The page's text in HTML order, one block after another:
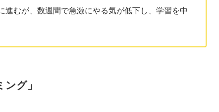
進むが、数週間で急激にやる気が低下し、学習を中
グ」